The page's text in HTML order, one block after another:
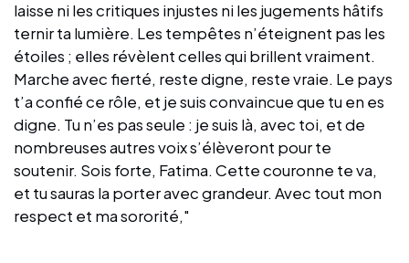
laisse ni les critiques injustes ni les jugements hâtifs
ternir ta lumière. Les tempêtes n’éteignent pas les
étoiles ; elles révèlent celles qui brillent vraiment.
Marche avec fierté, reste digne, reste vraie. Le pays
t’a confié ce rôle, et je suis convaincue que tu en es
digne. Tu n’es pas seule : je suis là, avec toi, et de
nombreuses autres voix s’élèveront pour te
soutenir. Sois forte, Fatima. Cette couronne te va,
et tu sauras la porter avec grandeur. Avec tout mon
respect et ma sororité,"